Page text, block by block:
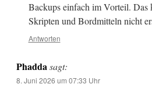
Backups einfach im Vorteil. Das
Skripten und Bordmitteln nicht
Antworten
Phadda sagt:
8. Juni 2026 um 07:33 Uhr